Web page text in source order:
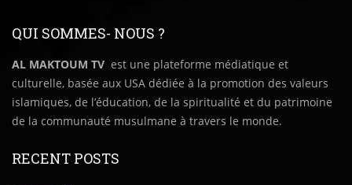
QUI SOMMES- NOUS ?
AL MAKTOUM TV est une plateforme médiatique et
culturelle, basée aux USA dédiée à la promotion des valeurs
islamiques, de l’éducation, de la spiritualité et du patrimoine
de la communauté musulmane à travers le monde.
RECENT POSTS